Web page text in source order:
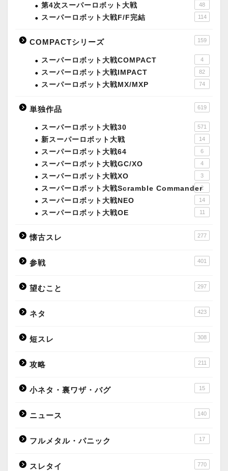
第4次スーパーロボット大戦 48
スーパーロボット大戦F/F完結 114
COMPACTシリーズ 159
スーパーロボット大戦COMPACT 4
スーパーロボット大戦IMPACT 82
スーパーロボット大戦MX/MXP 74
単独作品 619
スーパーロボット大戦30 571
新スーパーロボット大戦 14
スーパーロボット大戦64 6
スーパーロボット大戦GC/XO 4
スーパーロボット大戦XO 3
スーパーロボット大戦Scramble Commander2
スーパーロボット大戦NEO 14
スーパーロボット大戦OE 11
懐古スレ 277
参戦 401
望むこと 297
ネタ 423
短スレ 308
攻略 211
小ネタ・裏ワザ・バグ 15
ニュース 140
フルメタル・パニック 17
スレタイ 770